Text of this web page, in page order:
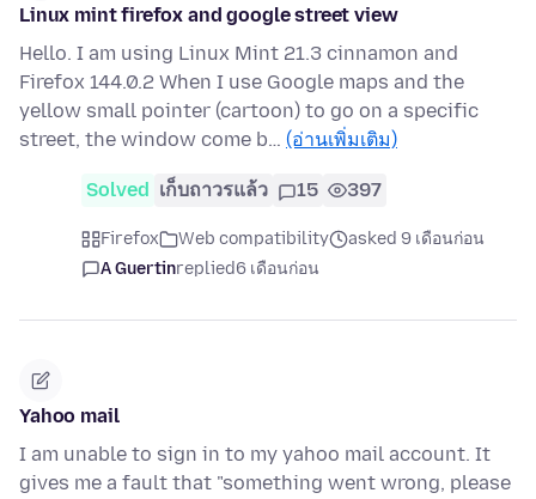
Linux mint firefox and google street view
Hello. I am using Linux Mint 21.3 cinnamon and
Firefox 144.0.2 When I use Google maps and the
yellow small pointer (cartoon) to go on a specific
street, the window come b… (อ่านเพิ่มเติม)
Solved เก็บถาวรแล้ว 15 397
Firefox Web compatibility
asked 9 เดือนก่อน
A Guertinreplied6 เดือนก่อน
Yahoo mail
I am unable to sign in to my yahoo mail account. It
gives me a fault that "something went wrong, please